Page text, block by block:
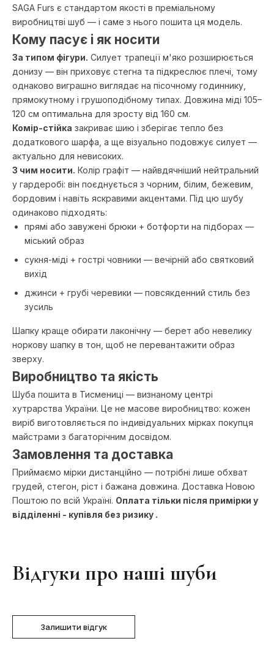
SAGA Furs є стандартом якості в преміальному
виробництві шуб — і саме з нього пошита ця модель.
Кому пасує і як носити
За типом фігури. Силует трапеції м'яко розширюється
донизу — він приховує стегна та підкреслює плечі, тому
однаково виграшно виглядає на пісочному годиннику,
прямокутному і грушоподібному типах. Довжина міді 105–
120 см оптимальна для зросту від 160 см.
Комір-стійка закриває шию і зберігає тепло без
додаткового шарфа, а ще візуально подовжує силует —
актуально для невисоких.
З чим носити. Колір графіт — найвдячніший нейтральний
у гардеробі: він поєднується з чорним, білим, бежевим,
бордовим і навіть яскравими акцентами. Під цю шубу
одинаково підходять:
прямі або завужені брюки + ботфорти на підборах —
міський образ
сукня-міді + гострі човники — вечірній або святковий
вихід
джинси + грубі черевики — повсякденний стиль без
зусиль
Шапку краще обирати лаконічну — берет або невелику
норкову шапку в тон, щоб не перевантажити образ
зверху.
Виробництво та якість
Шуба пошита в Тисмениці — визнаному центрі
хутрарства України. Це не масове виробництво: кожен
виріб виготовляється по індивідуальних мірках покупця
майстрами з багаторічним досвідом.
Замовлення та доставка
Приймаємо мірки дистанційно — потрібні лише обхват
грудей, стегон, ріст і бажана довжина. Доставка Новою
Поштою по всій Україні. Оплата тільки після примірки у
відділенні - купівля без ризику .
Відгуки про наші шуби
Залишити відгук